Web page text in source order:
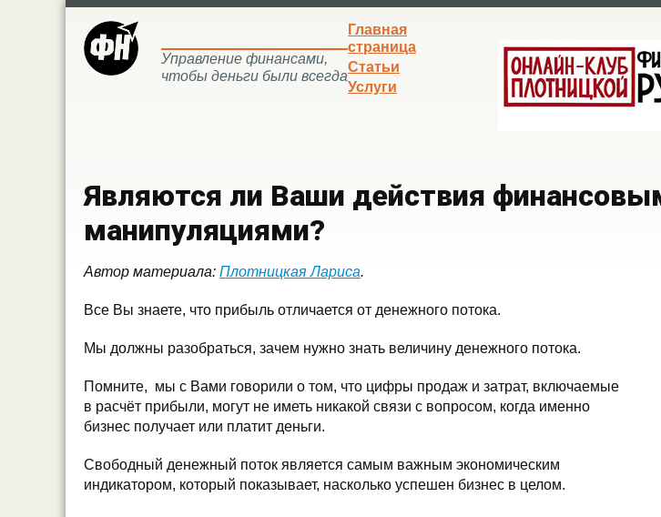
Управление финансами,
чтобы деньги были всегда
Главная
страница
Статьи
Услуги
Являются ли Ваши действия
манипуляциями?
Автор материала: Плотницкая Лариса.
Все Вы знаете, что прибыль отличается от денежного потока.
Мы должны разобраться, зачем нужно знать величину денежного потока.
Помните, мы с Вами говорили о том, что цифры продаж и затрат, включаемые
в расчёт прибыли, могут не иметь никакой связи с вопросом, когда именно
бизнес получает или платит деньги.
Свободный денежный поток является самым важным экономическим
индикатором, который показывает, насколько успешен бизнес в целом.